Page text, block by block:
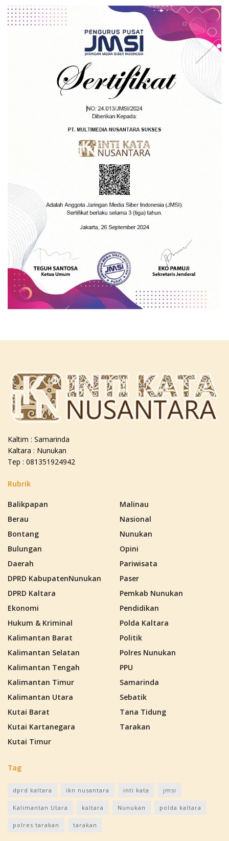
Kaltim : Samarinda
Kaltara : Nunukan
Tep : 081351924942
Rubrik
Balikpapan
Berau
Bontang
Bulungan
Daerah
DPRD KabupatenNunukan
DPRD Kaltara
Ekonomi
Hukum & Kriminal
Kalimantan Barat
Kalimantan Selatan
Kalimantan Tengah
Kalimantan Timur
Kalimantan Utara
Kutai Barat
Kutai Kartanegara
Kutai Timur
Malinau
Nasional
Nunukan
Opini
Pariwisata
Paser
Pemkab Nunukan
Pendidikan
Polda Kaltara
Politik
Polres Nunukan
PPU
Samarinda
Sebatik
Tana Tidung
Tarakan
Tag
dprd kaltara ikn nusantara inti kata jmsi
Kalimantan Utara kaltara Nunukan polda kaltara
polres tarakan tarakan